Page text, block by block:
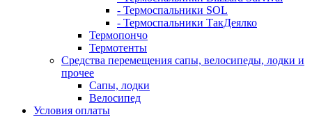
- Термоспальники SOL
- Термоспальники ТакДеялко
Термопончо
Термотенты
Средства перемещения сапы, велосипеды, лодки и
прочее
Сапы, лодки
Велосипед
Условия оплаты